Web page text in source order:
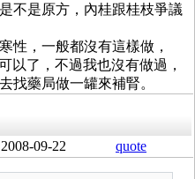
不是原方，內桂跟桂枝爭議
性，一般都沒有這樣做，
以了，不過我也沒有做過，
找藥局做一罐來補腎。
2008-09-22 quote